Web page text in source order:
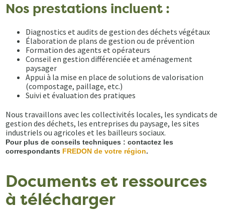
Nos prestations incluent :
Diagnostics et audits de gestion des déchets végétaux
Élaboration de plans de gestion ou de prévention
Formation des agents et opérateurs
Conseil en gestion différenciée et aménagement
paysager
Appui à la mise en place de solutions de valorisation
(compostage, paillage, etc.)
Suivi et évaluation des pratiques
Nous travaillons avec les collectivités locales, les syndicats de
gestion des déchets, les entreprises du paysage, les sites
industriels ou agricoles et les bailleurs sociaux.
Pour plus de conseils techniques : contactez les
correspondants FREDON de votre région.
Documents et ressources
à télécharger